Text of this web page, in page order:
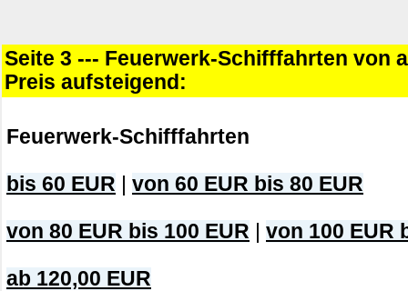
Seite 3 --- Feuerwerk-Schifffahrten von
Preis aufsteigend:
Feuerwerk-Schifffahrten
bis 60 EUR von 60 EUR bis 80 EUR
von 80 EUR bis 100 EUR von 100 EUR
ab 120,00 EUR